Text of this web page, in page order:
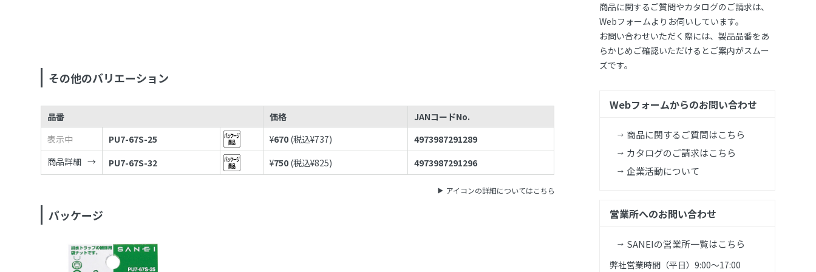
その他のバリエーション
品番 価格
JANコードNo.
表示中
PU7-67S-25 ¥670 (税込¥737)
4973987291289
商品詳細
PU7-67S-32 ¥750 (税込¥825) 4973987291296
アイコンの詳細についてはこちら
パッケージ
商品に関するご質問やカタログのご請求は、
Webフォームよりお伺いしています。
お問い合わせいただく際には、製品品番をあ
らかじめご確認いただけるとご案内がスムー
ズです。
Webフォームからのお問い合わせ
商品に関するご質問はこちら
カタログのご請求はこちら
企業活動について
営業所へのお問い合わせ
SANEIの営業所一覧はこちら
弊社営業時間（平日）9:00～17:00